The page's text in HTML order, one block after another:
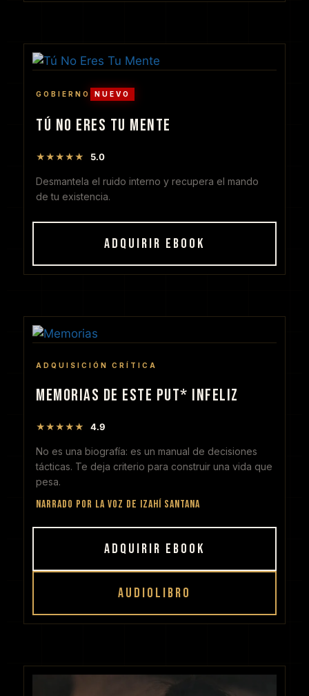
GOBIERNO NUEVO
TÚ NO ERES TU MENTE
★★★★★ 5.0
Desmantela el ruido interno y recupera el mando
de tu existencia.
ADQUIRIR EBOOK
ADQUISICIÓN CRÍTICA
MEMORIAS DE ESTE PUT* INFELIZ
★★★★★ 4.9
No es una biografía: es un manual de decisiones
tácticas. Te deja criterio para construir una vida que
pesa.
Narrado por la voz de Izahí Santana
ADQUIRIR EBOOK
AUDIOLIBRO